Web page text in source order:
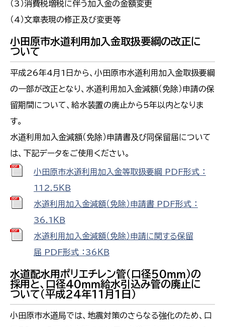
（3）消費税増税に伴う加入金の金額変更
（4）文章表現の修正及び変更等
小田原市水道利用加入金取扱要綱の改正に
ついて
平成26年4月1日から、小田原市水道利用加入金取扱要綱
の一部が改正となり、水道利用加入金減額（免除）申請の保
留期間について、給水装置の廃止から5年以内となりま
す。
水道利用加入金減額（免除）申請書及び同保留届について
は、下記データをご使用ください。
小田原市水道利用加入金等取扱要綱 PDF形式 ：
112.5ＫＢ
水道利用加入金減額（免除）申請書 PDF形式 ：
36.1ＫＢ
水道利用加入金減額（免除）申請に関する保留
届 PDF形式 ：36ＫＢ
水道配水用ポリエチレン管（口径50ｍｍ）の
採用と、口径40ｍｍ給水引込み管の廃止に
ついて（平成24年11月1日）
小田原市水道局では、地震対策のさらなる強化のため、口